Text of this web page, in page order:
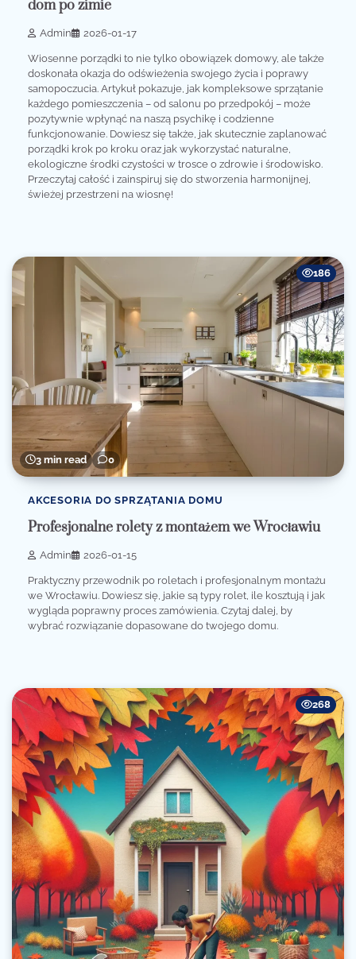
dom po zimie
Admin 2026-01-17
Wiosenne porządki to nie tylko obowiązek domowy, ale także
doskonała okazja do odświeżenia swojego życia i poprawy
samopoczucia. Artykuł pokazuje, jak kompleksowe sprzątanie
każdego pomieszczenia – od salonu po przedpokój – może
pozytywnie wpłynąć na naszą psychikę i codzienne
funkcjonowanie. Dowiesz się także, jak skutecznie zaplanować
porządki krok po kroku oraz jak wykorzystać naturalne,
ekologiczne środki czystości w trosce o zdrowie i środowisko.
Przeczytaj całość i zainspiruj się do stworzenia harmonijnej,
świeżej przestrzeni na wiosnę!
3 min read 0
186
AKCESORIA DO SPRZĄTANIA DOMU
Profesjonalne rolety z montażem we Wrocławiu
Admin 2026-01-15
Praktyczny przewodnik po roletach i profesjonalnym montażu
we Wrocławiu. Dowiesz się, jakie są typy rolet, ile kosztują i jak
wygląda poprawny proces zamówienia. Czytaj dalej, by
wybrać rozwiązanie dopasowane do twojego domu.
268